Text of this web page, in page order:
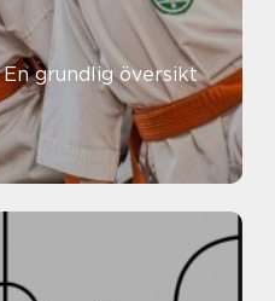
grundlig översikt